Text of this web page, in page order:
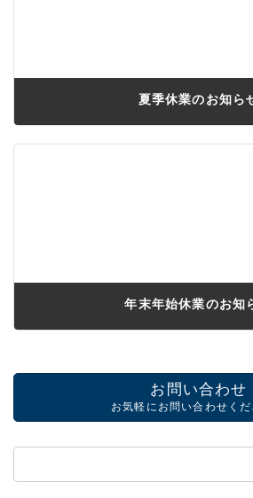
夏季休業のお知ら
2023年7月7日
年末年始休業のお知
2023年12月6日
お問い合わせ
お気軽にお問い合わせくだ
索: